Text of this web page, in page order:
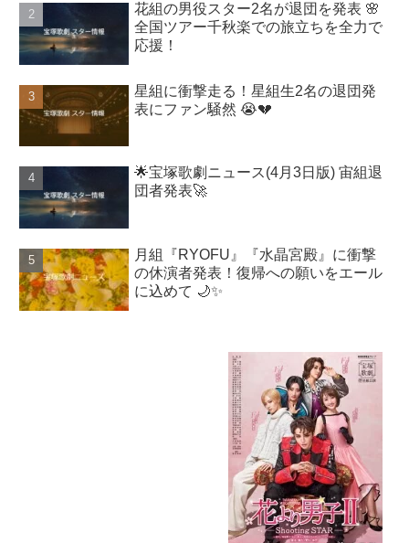
花組の男役スター2名が退団を発表 🌸
全国ツアー千秋楽での旅立ちを全力で
応援！
星組に衝撃走る！星組生2名の退団発
表にファン騒然 😭💔
🌟宝塚歌劇ニュース(4月3日版) 宙組退
団者発表🚀
月組『RYOFU』『水晶宮殿』に衝撃
の休演者発表！復帰への願いをエール
に込めて 🌙✨